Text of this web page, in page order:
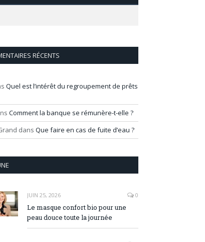
RÉCENTS
Quel est l’intérêt du regroupement de prêts
Comment la banque se rémunère-t-elle ?
dans Que faire en cas de fuite d’eau ?
JUIN 25, 2026 0
Le masque confort bio pour une
peau douce toute la journée